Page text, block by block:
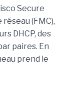
Secure
(FMC),
DHCP, des
paires. En
prend le